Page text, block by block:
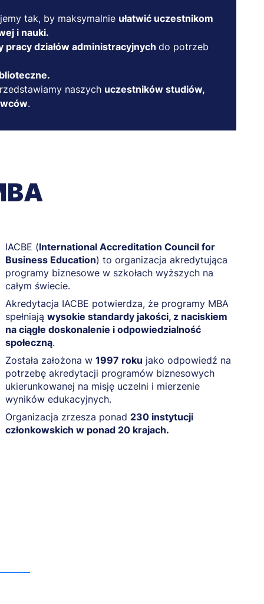
tak, by maksymalnie ułatwić uczestnikom
i nauki.
pracy działów administracyjnych do potrzeb
naszych uczestników studiów,
.
IACBE (International Accreditation Council for
Business Education) to organizacja akredytująca
programy biznesowe w szkołach wyższych na
całym świecie.
Akredytacja IACBE potwierdza, że programy MBA
spełniają wysokie standardy jakości, z naciskiem
na ciągłe doskonalenie i odpowiedzialność
społeczną.
Została założona w 1997 roku jako odpowiedź na
potrzebę akredytacji programów biznesowych
ukierunkowanej na misję uczelni i mierzenie
wyników edukacyjnych.
Organizacja zrzesza ponad 230 instytucji
członkowskich w ponad 20 krajach.